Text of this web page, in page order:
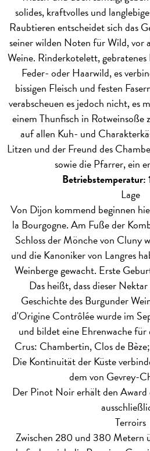
solides, kraftvolles und
Raubtieren entscheidet sich das
seiner wilden Noten für Wild,
Weine. Rinderkotelett,
Feder- oder Haarwild, es
bissigen Fleisch und festen
verabscheuen es jedoch nicht, es
einem Thunfisch in Rotweinsoße
auf allen Kuh- und
Litzen und der Freund des
sowie die Pfarrer, ein
Betriebstemperatur:
Lage
Von Dijon kommend beginnen
la Bourgogne. Am Fuße der
Schloss der Mönche von Cluny
und die Kanoniker von Langres
Weinberge gewacht. Erste
Das heißt, dass dieser
Geschichte des Burgunder
d'Origine Contrôlée wurde im
und bildet eine Ehrenwache
Crus: Chambertin, Clos de
Die Kontinuität der Küste
dem von Gevrey-
Der Pinot Noir erhält den
Terroirs
Zwischen 280 und 380 Metern